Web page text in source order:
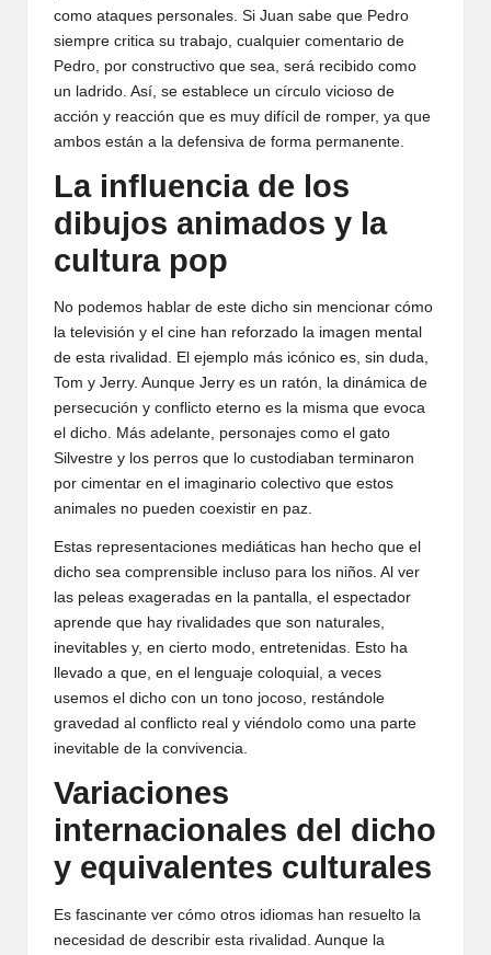
como ataques personales. Si Juan sabe que Pedro
siempre critica su trabajo, cualquier comentario de
Pedro, por constructivo que sea, será recibido como
un ladrido. Así, se establece un círculo vicioso de
acción y reacción que es muy difícil de romper, ya que
ambos están a la defensiva de forma permanente.
La influencia de los
dibujos animados y la
cultura pop
No podemos hablar de este dicho sin mencionar cómo
la televisión y el cine han reforzado la imagen mental
de esta rivalidad. El ejemplo más icónico es, sin duda,
Tom y Jerry. Aunque Jerry es un ratón, la dinámica de
persecución y conflicto eterno es la misma que evoca
el dicho. Más adelante, personajes como el gato
Silvestre y los perros que lo custodiaban terminaron
por cimentar en el imaginario colectivo que estos
animales no pueden coexistir en paz.
Estas representaciones mediáticas han hecho que el
dicho sea comprensible incluso para los niños. Al ver
las peleas exageradas en la pantalla, el espectador
aprende que hay rivalidades que son naturales,
inevitables y, en cierto modo, entretenidas. Esto ha
llevado a que, en el lenguaje coloquial, a veces
usemos el dicho con un tono jocoso, restándole
gravedad al conflicto real y viéndolo como una parte
inevitable de la convivencia.
Variaciones
internacionales del dicho
y equivalentes culturales
Es fascinante ver cómo otros idiomas han resuelto la
necesidad de describir esta rivalidad. Aunque la